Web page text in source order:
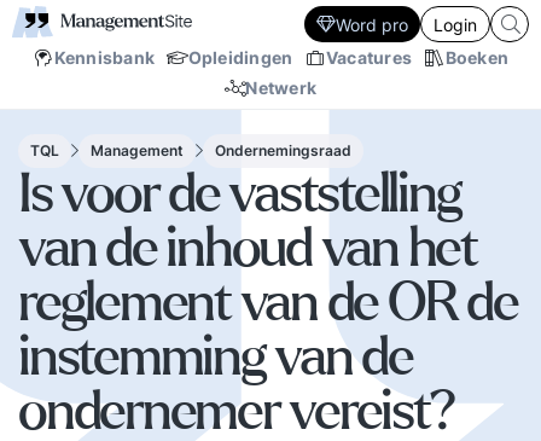
Kennisbank Opleidingen Vacatures
Boeken
Netwerk
Word pro Login
TQL Management Ondernemingsraad
Is voor de vaststelling
van de inhoud van het
reglement van de OR de
instemming van de
ondernemer vereist?